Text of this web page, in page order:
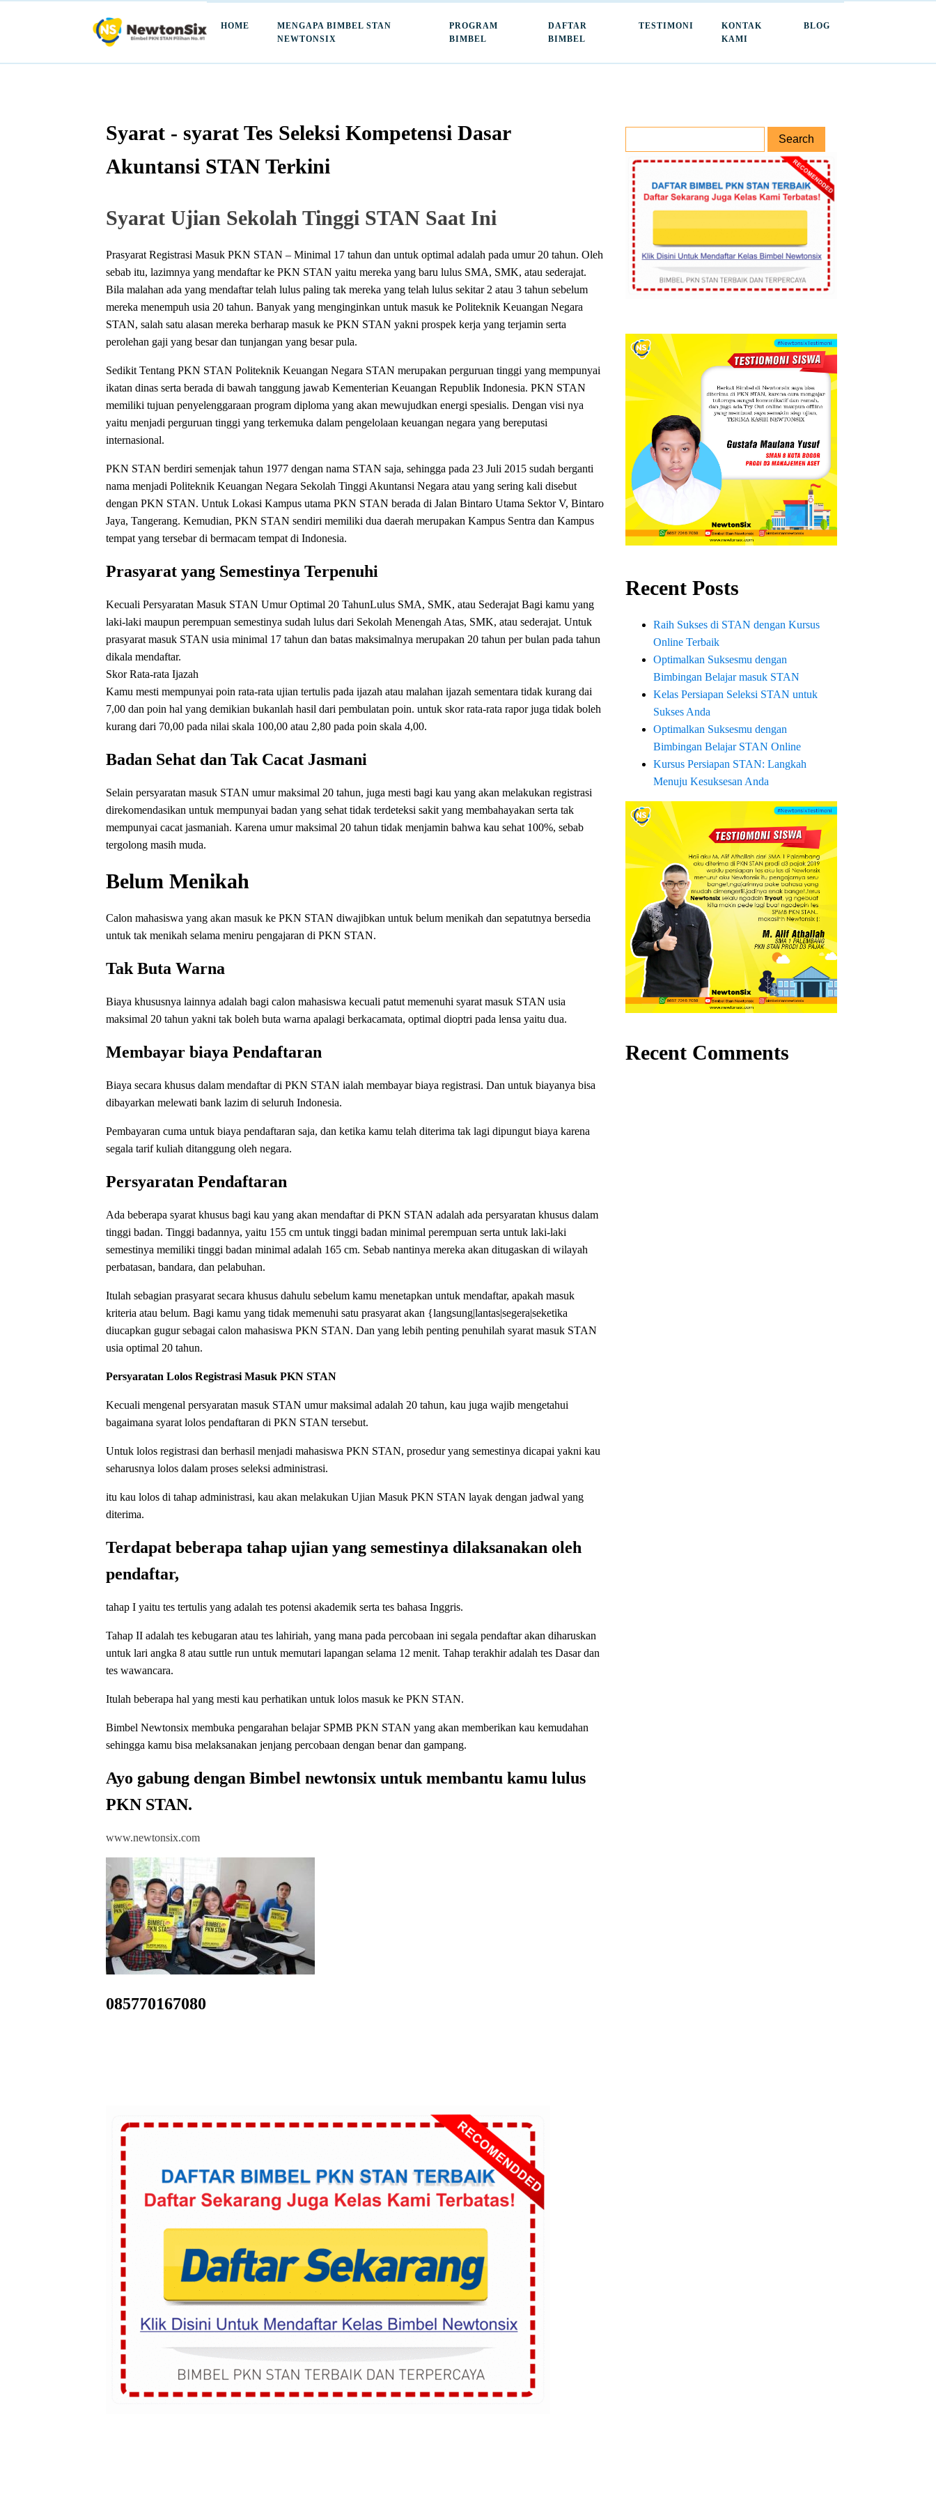
HOME
MENGAPA BIMBEL STAN
NEWTONSIX
PROGRAM
BIMBEL
DAFTAR
BIMBEL
TESTIMONI
KONTAK
KAMI
BLOG
Syarat - syarat Tes Seleksi Kompetensi Dasar
Akuntansi STAN Terkini
Syarat Ujian Sekolah Tinggi STAN Saat Ini
Prasyarat Registrasi Masuk PKN STAN – Minimal 17 tahun dan untuk optimal adalah pada umur 20 tahun. Oleh
sebab itu, lazimnya yang mendaftar ke PKN STAN yaitu mereka yang baru lulus SMA, SMK, atau sederajat.
Bila malahan ada yang mendaftar telah lulus paling tak mereka yang telah lulus sekitar 2 atau 3 tahun sebelum
mereka menempuh usia 20 tahun. Banyak yang menginginkan untuk masuk ke Politeknik Keuangan Negara
STAN, salah satu alasan mereka berharap masuk ke PKN STAN yakni prospek kerja yang terjamin serta
perolehan gaji yang besar dan tunjangan yang besar pula.
Sedikit Tentang PKN STAN Politeknik Keuangan Negara STAN merupakan perguruan tinggi yang mempunyai
ikatan dinas serta berada di bawah tanggung jawab Kementerian Keuangan Republik Indonesia. PKN STAN
memiliki tujuan penyelenggaraan program diploma yang akan mewujudkan energi spesialis. Dengan visi nya
yaitu menjadi perguruan tinggi yang terkemuka dalam pengelolaan keuangan negara yang bereputasi
internasional.
PKN STAN berdiri semenjak tahun 1977 dengan nama STAN saja, sehingga pada 23 Juli 2015 sudah berganti
nama menjadi Politeknik Keuangan Negara Sekolah Tinggi Akuntansi Negara atau yang sering kali disebut
dengan PKN STAN. Untuk Lokasi Kampus utama PKN STAN berada di Jalan Bintaro Utama Sektor V, Bintaro
Jaya, Tangerang. Kemudian, PKN STAN sendiri memiliki dua daerah merupakan Kampus Sentra dan Kampus
tempat yang tersebar di bermacam tempat di Indonesia.
Prasyarat yang Semestinya Terpenuhi
Kecuali Persyaratan Masuk STAN Umur Optimal 20 TahunLulus SMA, SMK, atau Sederajat Bagi kamu yang
laki-laki maupun perempuan semestinya sudah lulus dari Sekolah Menengah Atas, SMK, atau sederajat. Untuk
prasyarat masuk STAN usia minimal 17 tahun dan batas maksimalnya merupakan 20 tahun per bulan pada tahun
dikala mendaftar.
Skor Rata-rata Ijazah
Kamu mesti mempunyai poin rata-rata ujian tertulis pada ijazah atau malahan ijazah sementara tidak kurang dai
7,00 dan poin hal yang demikian bukanlah hasil dari pembulatan poin. untuk skor rata-rata rapor juga tidak boleh
kurang dari 70,00 pada nilai skala 100,00 atau 2,80 pada poin skala 4,00.
Badan Sehat dan Tak Cacat Jasmani
Selain persyaratan masuk STAN umur maksimal 20 tahun, juga mesti bagi kau yang akan melakukan registrasi
direkomendasikan untuk mempunyai badan yang sehat tidak terdeteksi sakit yang membahayakan serta tak
mempunyai cacat jasmaniah. Karena umur maksimal 20 tahun tidak menjamin bahwa kau sehat 100%, sebab
tergolong masih muda.
Belum Menikah
Calon mahasiswa yang akan masuk ke PKN STAN diwajibkan untuk belum menikah dan sepatutnya bersedia
untuk tak menikah selama meniru pengajaran di PKN STAN.
Tak Buta Warna
Biaya khususnya lainnya adalah bagi calon mahasiswa kecuali patut memenuhi syarat masuk STAN usia
maksimal 20 tahun yakni tak boleh buta warna apalagi berkacamata, optimal dioptri pada lensa yaitu dua.
Membayar biaya Pendaftaran
Biaya secara khusus dalam mendaftar di PKN STAN ialah membayar biaya registrasi. Dan untuk biayanya bisa
dibayarkan melewati bank lazim di seluruh Indonesia.
Pembayaran cuma untuk biaya pendaftaran saja, dan ketika kamu telah diterima tak lagi dipungut biaya karena
segala tarif kuliah ditanggung oleh negara.
Persyaratan Pendaftaran
Ada beberapa syarat khusus bagi kau yang akan mendaftar di PKN STAN adalah ada persyaratan khusus dalam
tinggi badan. Tinggi badannya, yaitu 155 cm untuk tinggi badan minimal perempuan serta untuk laki-laki
semestinya memiliki tinggi badan minimal adalah 165 cm. Sebab nantinya mereka akan ditugaskan di wilayah
perbatasan, bandara, dan pelabuhan.
Itulah sebagian prasyarat secara khusus dahulu sebelum kamu menetapkan untuk mendaftar, apakah masuk
kriteria atau belum. Bagi kamu yang tidak memenuhi satu prasyarat akan {langsung|lantas|segera|seketika
diucapkan gugur sebagai calon mahasiswa PKN STAN. Dan yang lebih penting penuhilah syarat masuk STAN
usia optimal 20 tahun.
Persyaratan Lolos Registrasi Masuk PKN STAN
Kecuali mengenal persyaratan masuk STAN umur maksimal adalah 20 tahun, kau juga wajib mengetahui
bagaimana syarat lolos pendaftaran di PKN STAN tersebut.
Untuk lolos registrasi dan berhasil menjadi mahasiswa PKN STAN, prosedur yang semestinya dicapai yakni kau
seharusnya lolos dalam proses seleksi administrasi.
itu kau lolos di tahap administrasi, kau akan melakukan Ujian Masuk PKN STAN layak dengan jadwal yang
diterima.
Terdapat beberapa tahap ujian yang semestinya dilaksanakan oleh
pendaftar,
tahap I yaitu tes tertulis yang adalah tes potensi akademik serta tes bahasa Inggris.
Tahap II adalah tes kebugaran atau tes lahiriah, yang mana pada percobaan ini segala pendaftar akan diharuskan
untuk lari angka 8 atau suttle run untuk memutari lapangan selama 12 menit. Tahap terakhir adalah tes Dasar dan
tes wawancara.
Itulah beberapa hal yang mesti kau perhatikan untuk lolos masuk ke PKN STAN.
Bimbel Newtonsix membuka pengarahan belajar SPMB PKN STAN yang akan memberikan kau kemudahan
sehingga kamu bisa melaksanakan jenjang percobaan dengan benar dan gampang.
Ayo gabung dengan Bimbel newtonsix untuk membantu kamu lulus
PKN STAN.
www.newtonsix.com
085770167080
Recent Posts
Raih Sukses di STAN dengan Kursus
Online Terbaik
Optimalkan Suksesmu dengan
Bimbingan Belajar masuk STAN
Kelas Persiapan Seleksi STAN untuk
Sukses Anda
Optimalkan Suksesmu dengan
Bimbingan Belajar STAN Online
Kursus Persiapan STAN: Langkah
Menuju Kesuksesan Anda
Recent Comments